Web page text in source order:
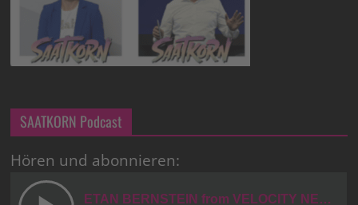
SAATKORN Podcast
Hören und abonnieren: